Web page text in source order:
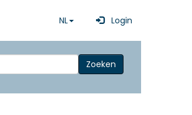
NL Login
Zoeken